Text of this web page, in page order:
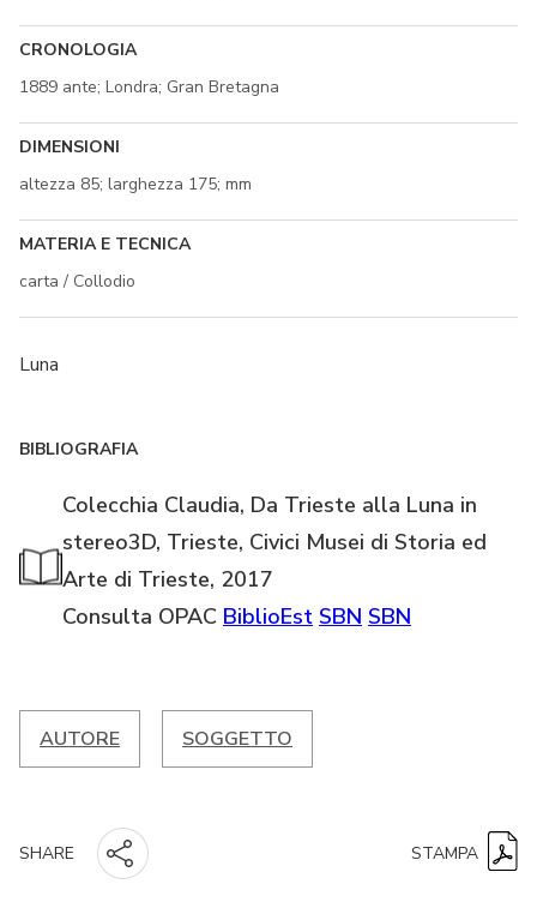
CRONOLOGIA
1889 ante; Londra; Gran Bretagna
DIMENSIONI
altezza 85; larghezza 175; mm
MATERIA E TECNICA
carta / Collodio
Luna
BIBLIOGRAFIA
Colecchia Claudia, Da Trieste alla Luna in
stereo3D, Trieste, Civici Musei di Storia ed
Arte di Trieste, 2017
Consulta OPAC BiblioEst SBN SBN
AUTORE SOGGETTO
SHARE STAMPA